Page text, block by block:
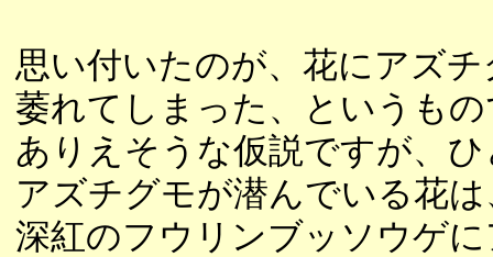
思い付いたのが、花にアズ
萎れてしまった、というも
ありえそうな仮説ですが、
アズチグモが潜んでいる花
深紅のフウリンブッソウゲ